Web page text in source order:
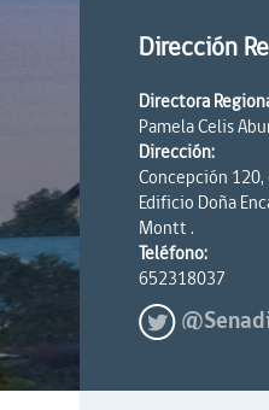
Dirección
Directora
Pamela Celis
Dirección:
Concepción
Edificio Doña
Montt .
Teléfono:
652318037